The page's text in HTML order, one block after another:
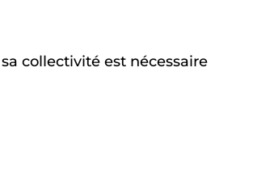
collectivité est nécessaire